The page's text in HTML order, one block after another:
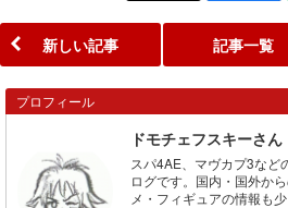
新しい記事 記事一覧
プロフィール
ドモチェフスキーさん
スパ4AE、マヴカプ3など
ログです。国内・国外か
メ・フィギュアの情報も少